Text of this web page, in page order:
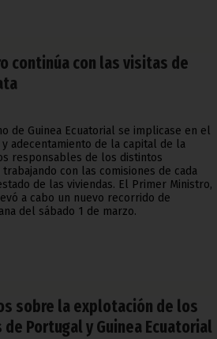
continúa con las visitas de
de Guinea Ecuatorial se implicase en el
adecentamiento de la capital de la
responsables de los distintos
con las comisiones de cada
de las viviendas. El Primer Ministro,
a cabo un nuevo recorrido de
del sábado 1 de marzo.
sobre la explotación de los
Portugal y Guinea Ecuatorial